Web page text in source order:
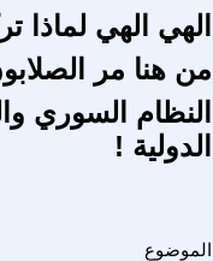
الهي الهي
من هنا مر
النظام السوري
الدولية !
الموضوع